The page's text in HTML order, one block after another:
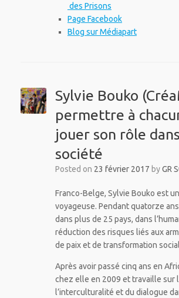
des Prisons
Page Facebook
Blog sur Médiapart
Sylvie Bouko
permettre à
jouer son rôle
société
Posted on 23 février 2017 byGR
Franco-Belge, Sylvie Bouko est
voyageuse. Pendant quatorze
dans plus de 25 pays, dans
réduction des risques liés aux
de paix et de transformation
Après avoir passé cinq ans en
chez elle en 2009 et travaille sur
l’interculturalité et du dialogue